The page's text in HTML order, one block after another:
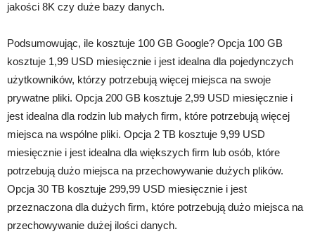
jakości 8K czy duże bazy danych.
Podsumowując, ile kosztuje 100 GB Google? Opcja 100 GB
kosztuje 1,99 USD miesięcznie i jest idealna dla pojedynczych
użytkowników, którzy potrzebują więcej miejsca na swoje
prywatne pliki. Opcja 200 GB kosztuje 2,99 USD miesięcznie i
jest idealna dla rodzin lub małych firm, które potrzebują więcej
miejsca na wspólne pliki. Opcja 2 TB kosztuje 9,99 USD
miesięcznie i jest idealna dla większych firm lub osób, które
potrzebują dużo miejsca na przechowywanie dużych plików.
Opcja 30 TB kosztuje 299,99 USD miesięcznie i jest
przeznaczona dla dużych firm, które potrzebują dużo miejsca na
przechowywanie dużej ilości danych.